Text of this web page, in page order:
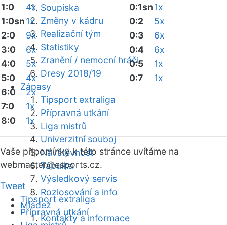
Soupiska
Změny v kádru
Realizační tým
Statistiky
Zranění / nemocní hráči
Dresy 2018/19
Zápasy
Tipsport extraliga
Přípravná utkání
Liga mistrů
Univerzitní souboj
Návštěvnost
Tabulka
Výsledkový servis
Rozlosování a info
Mládež
Kontakty a informace
1:0
4x
1:0sn1x
2:0
9x
3:0
6x
4:0
5x
5:0
4x
6:0
2x
7:0
1x
8:0
1x
0:1sn1x
0:2
5x
0:3
6x
0:4
6x
0:5
1x
0:7
1x
Vaše připomínky k této stránce uvítáme na
webmaster@esports.cz.
Tweet
Tipsport extraliga
Přípravná utkání